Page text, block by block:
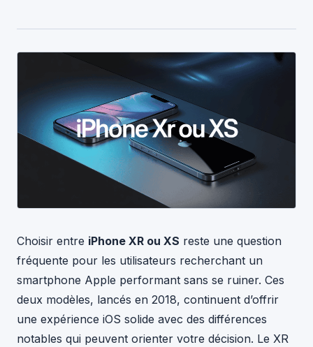
Choisir entre iPhone XR ou XS reste une question
fréquente pour les utilisateurs recherchant un
smartphone Apple performant sans se ruiner. Ces
deux modèles, lancés en 2018, continuent d’offrir
une expérience iOS solide avec des différences
notables qui peuvent orienter votre décision. Le XR